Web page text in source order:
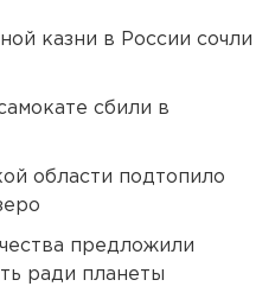
казни в России сочли
сбили в
области подтопило
предложили
ради планеты